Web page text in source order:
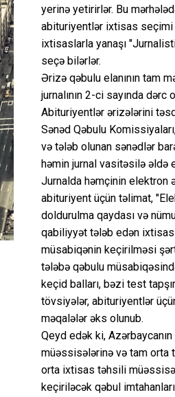
yerinə yetirirlər. Bu
abituriyentlər ixtisas seçimi
ixtisaslarla yanaşı
seçə bilərlər.
Ərizə qəbulu elanının tam
jurnalının 2-ci sayında dərc
Abituriyentlər ərizələrini
Sənəd Qəbulu
və tələb olunan sənədlər
həmin jurnal vasitəsilə əldə
Jurnalda həmçinin elektron
abituriyent üçün təlimat,
doldurulma qaydası və
qabiliyyət tələb edən
müsabiqənin keçirilməsi
tələbə qəbulu
keçid balları, bəzi test
tövsiyələr, abituriyentlər
məqalələr əks olunub.
Qeyd edək ki,
müəssisələrinə və tam orta
orta ixtisas təhsili
keçiriləcək qəbul